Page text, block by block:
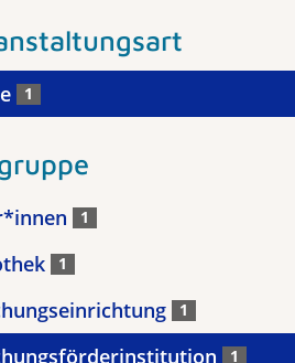
1
1
1
1
1